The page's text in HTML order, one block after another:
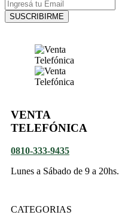
SUSCRIBIRME
VENTA
TELEFÓNICA
0810-333-9435
Lunes a Sábado de 9 a 20hs.
CATEGORIAS